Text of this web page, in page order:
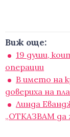
Виж още:
19 души,
операции
В името на
довериха на
Линда
„ОТКАЗВАМ да